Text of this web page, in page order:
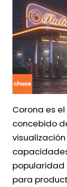
Corona es
concebido
popularidad
para